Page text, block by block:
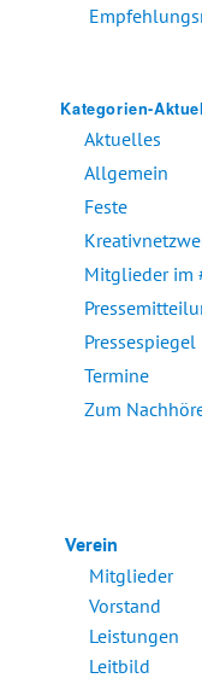
Kategorien-
Aktuelles
Allgemein
Feste
Mitglieder im
Pressespiegel
Termine
Zum
Verein
Mitglieder
Vorstand
Leistungen
Leitbild